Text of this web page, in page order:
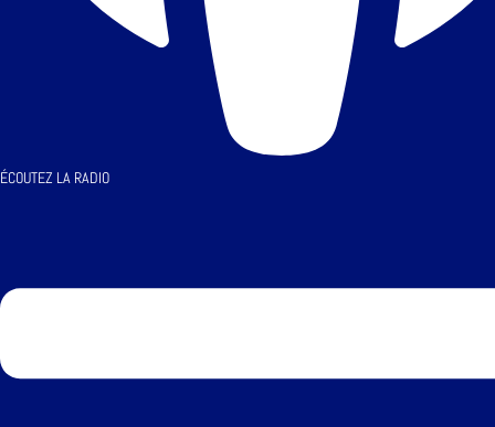
ÉCOUTEZ LA RADIO